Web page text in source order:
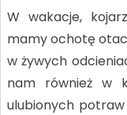
W wakacje,
mamy ochotę
w żywych
nam również w
ulubionych